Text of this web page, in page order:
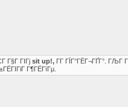
Г§Г ГІГј sit up!,Г­Г ГЇГ°ГЁГ¬ГҐГ°. ГЉГ
Г¶ГЁГїГµ.